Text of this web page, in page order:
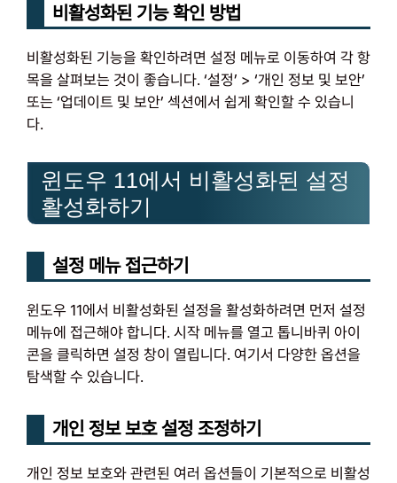
비활성화된 기능 확인 방법
비활성화된 기능을 확인하려면 설정 메뉴로 이동하여 각 항
목을 살펴보는 것이 좋습니다. ‘설정’ > ‘개인 정보 및 보안’
또는 ‘업데이트 및 보안’ 섹션에서 쉽게 확인할 수 있습니
다.
윈도우 11에서 비활성화된 설정
활성화하기
설정 메뉴 접근하기
윈도우 11에서 비활성화된 설정을 활성화하려면 먼저 설정
메뉴에 접근해야 합니다. 시작 메뉴를 열고 톱니바퀴 아이
콘을 클릭하면 설정 창이 열립니다. 여기서 다양한 옵션을
탐색할 수 있습니다.
개인 정보 보호 설정 조정하기
개인 정보 보호와 관련된 여러 옵션들이 기본적으로 비활성